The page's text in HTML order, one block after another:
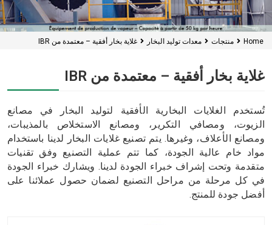
Home منتجات معدات توليد البخار غلاية بخار أفقية – معتمدة من IBR
غلاية بخار أفقية – معتمدة من IBR
تُستخدم الغلايات البخارية الأفقية لتوليد البخار في مصانع
الزيوت، ومصافي التكرير، ومصانع الاستخلاص بالمذيبات،
ومصانع الأعلاف، وغيرها. يتم تصنيع غلايات البخار لدينا باستخدام
مواد خام عالية الجودة، كما تتم عملية التصنيع وفق تقنيات
متقدمة وتحت إشراف خبراء الجودة لدينا. ويشارك خبراء الجودة
في كل مرحلة من مراحل التصنيع لضمان حصول عملائنا على
أفضل جودة للمنتج.